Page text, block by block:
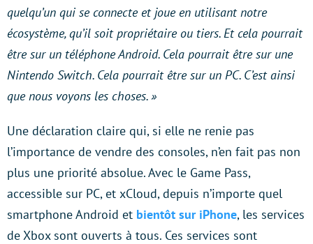
quelqu’un qui se connecte et joue en utilisant notre
écosystème, qu’il soit propriétaire ou tiers. Et cela pourrait
être sur un téléphone Android. Cela pourrait être sur une
Nintendo Switch. Cela pourrait être sur un PC. C’est ainsi
que nous voyons les choses. »
Une déclaration claire qui, si elle ne renie pas
l’importance de vendre des consoles, n’en fait pas non
plus une priorité absolue. Avec le Game Pass,
accessible sur PC, et xCloud, depuis n’importe quel
smartphone Android et bientôt sur iPhone, les services
de Xbox sont ouverts à tous. Ces services sont